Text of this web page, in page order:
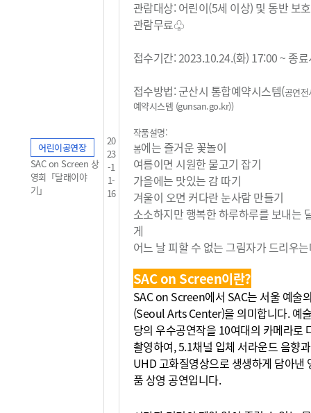
어린이공연장
SAC on Screen 상
영회「달래이야
기」
20
23
-1
1-
16
관람대상: 어린이(5세 이상) 및 동반 보
관람무료♧
접수기간: 2023.10.24.(화) 17:00 ~ 종
접수방법: 군산시 통합예약시스템(공연
예약시스템 (gunsan.go.kr))
작품설명:
봄에는 즐거운 꽃놀이
여름이면 시원한 물고기 잡기
가을에는 맛있는 감 따기
겨울이 오면 커다란 눈사람 만들기
소소하지만 행복한 하루하루를 보내는
게
어느 날 피할 수 없는 그림자가 드리우
SAC on Screen이란?
SAC on Screen에서 SAC는 서울 예술
(Seoul Arts Center)을 의미합니다. 예
당의 우수공연작을 10여대의 카메라로
촬영하여, 5.1채널 입체 서라운드 음향
UHD 고화질영상으로 생생하게 담아낸
품 상영 공연입니다.